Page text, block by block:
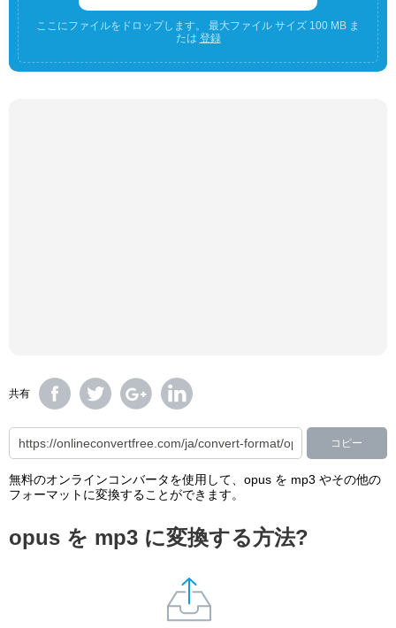
ここにファイルをドロップします。 最大ファイル サイズ 100 MB ま
たは 登録
共有
コピー
無料のオンラインコンバータを使用して、opus を mp3 やその他の
フォーマットに変換することができます。
opus を mp3 に変換する方法?